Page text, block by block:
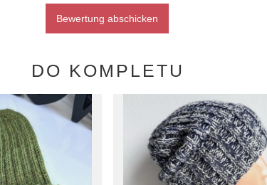
Bewertung abschicken
DO KOMPLETU